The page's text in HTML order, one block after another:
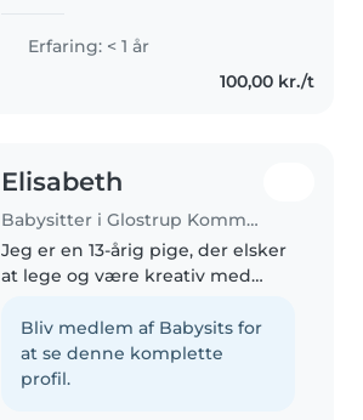
Erfaring: < 1 år
100,00 kr./t
Elisabeth
Babysitter i Glostrup Kommune
Jeg er en 13-årig pige, der elsker
at lege og være kreativ med
passe børn i alderen 4-6 år, og
jeg er særligt god til farve
lægning, håndværk og spil...
Bliv medlem af Babysits for
at se denne komplette
profil.